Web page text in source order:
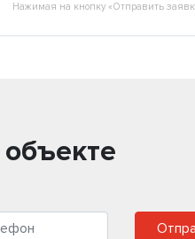
Нажимая на кнопку «Отправить